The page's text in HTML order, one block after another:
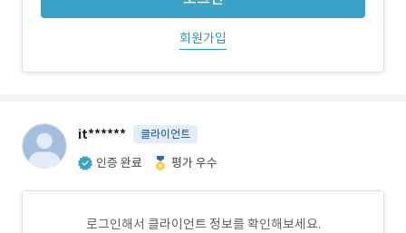
회원가입
it****** 클라이언트
인증 완료 평가 우수
로그인해서 클라이언트 정보를 확인해보세요.